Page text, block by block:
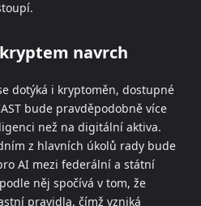
navrch
dotýká i kryptoměn, dostupné
bude pravděpodobně více
než na digitální aktiva.
z hlavních úkolů rady bude
AI mezi federální a státní
něj spočívá v tom, že
pravidla, čímž vzniká